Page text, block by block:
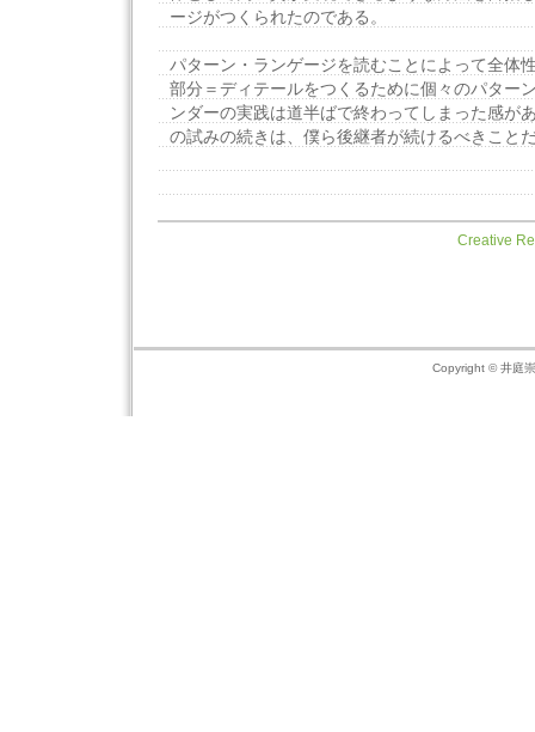
ージがつくられたのである。
パターン・ランゲージを読むことによって全体
部分＝ディテールをつくるために個々のパター
ンダーの実践は道半ばで終わってしまった感が
の試みの続きは、僕ら後継者が続けるべきこと
Creative
Copyright © 井庭